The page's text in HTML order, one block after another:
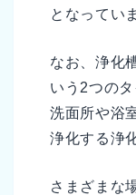
となってい
なお、浄化
いう2つの
洗面所や浴
浄化する浄
さまざまな